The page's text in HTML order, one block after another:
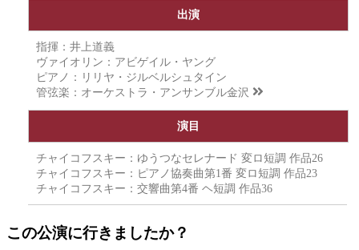
出演
指揮：井上道義
ヴァイオリン：アビゲイル・ヤング
ピアノ：リリヤ・ジルベルシュタイン
管弦楽： オーケストラ・アンサンブル金沢
演目
チャイコフスキー：ゆうつなセレナード 変ロ短調 作品26
チャイコフスキー：ピアノ協奏曲第1番 変ロ短調 作品23
チャイコフスキー：交響曲第4番 ヘ短調 作品36
この公演に行きましたか？